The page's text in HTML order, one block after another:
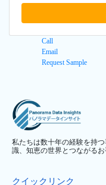
Call
Email
Request Sample
私たちは数十年の経験を持
識、知恵の世界とつながる
クイックリンク